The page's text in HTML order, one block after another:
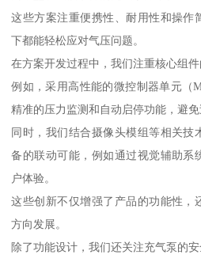
这些方案注重便携性、耐用性和操作
下都能轻松应对气压问题。
在方案开发过程中，我们注重核心组件
例如，采用高性能的微控制器单元（
精准的压力监测和自动启停功能，避免
同时，我们结合摄像头模组等相关技
备的联动可能，例如通过视觉辅助系
户体验。
这些创新不仅增强了产品的功能性，
方向发展。
除了功能设计，我们还关注充气泵的安